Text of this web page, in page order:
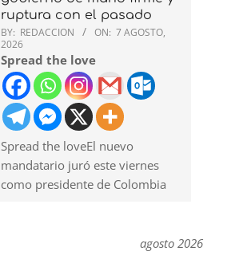
ruptura con el pasado
BY: REDACCION ON: 7 AGOSTO,
2026
Spread the love
Spread the loveEl nuevo
mandatario juró este viernes
como presidente de Colombia
agosto 2026